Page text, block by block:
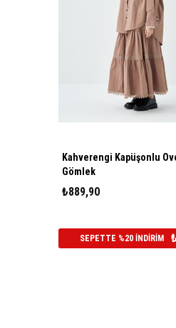
Kahverengi Kapüşonlu
Gömlek
₺889,90
SEPETTE %20 İNDİRİM